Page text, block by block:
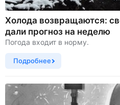
Холода возвращаются:
дали прогноз на неделю
Погода входит в норму.
Подробнее